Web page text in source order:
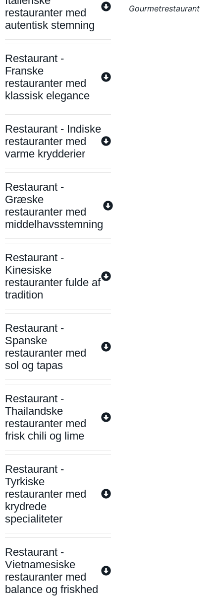
restauranter med
autentisk stemning
Restaurant -
Franske
restauranter med
klassisk elegance
Restaurant - Indiske
restauranter med
varme krydderier
Restaurant -
Græske
restauranter med
middelhavsstemning
Restaurant -
Kinesiske
restauranter fulde af
tradition
Restaurant -
Spanske
restauranter med
sol og tapas
Restaurant -
Thailandske
restauranter med
frisk chili og lime
Restaurant -
Tyrkiske
restauranter med
krydrede
specialiteter
Restaurant -
Vietnamesiske
restauranter med
balance og friskhed
Gourmetrestaurant